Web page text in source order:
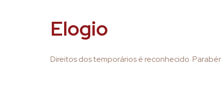
Elogio
Direitos dos temporários é reconhecido.